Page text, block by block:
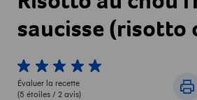
saucisse (risotto
1 von 5 étoiles
2 von 5 étoiles
3 von 5 étoiles
4 von 5 étoiles
5 von 5 étoiles
Évaluer la recette
(5 étoiles / 2 avis)